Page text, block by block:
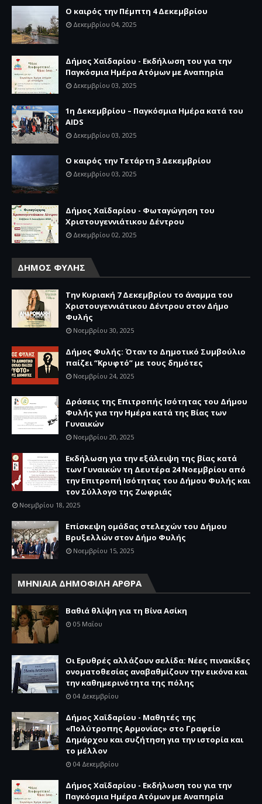
Ο καιρός την Πέμπτη 4 Δεκεμβρίου
Δεκεμβρίου 04, 2025
Δήμος Χαϊδαρίου - Εκδήλωση του για την
Παγκόσμια Ημέρα Ατόμων με Αναπηρία
Δεκεμβρίου 03, 2025
1η Δεκεμβρίου – Παγκόσμια Ημέρα κατά του
AIDS
Δεκεμβρίου 03, 2025
Ο καιρός την Τετάρτη 3 Δεκεμβρίου
Δεκεμβρίου 03, 2025
Δήμος Χαϊδαρίου - Φωταγώγηση του
Χριστουγεννιάτικου Δέντρου
Δεκεμβρίου 02, 2025
ΔΗΜΟΣ ΦΥΛΗΣ
Την Κυριακή 7 Δεκεμβρίου το άναμμα του
Χριστουγεννιάτικου Δέντρου στον Δήμο
Φυλής
Νοεμβρίου 30, 2025
Δήμος Φυλής: Όταν το Δημοτικό Συμβούλιο
παίζει “Κρυφτό” με τους δημότες
Νοεμβρίου 24, 2025
Δράσεις της Επιτροπής Ισότητας του Δήμου
Φυλής για την Ημέρα κατά της Βίας των
Γυναικών
Νοεμβρίου 20, 2025
Εκδήλωση για την εξάλειψη της βίας κατά
των Γυναικών τη Δευτέρα 24 Νοεμβρίου από
την Επιτροπή Ισότητας του Δήμου Φυλής και
τον Σύλλογο της Ζωφριάς
Νοεμβρίου 18, 2025
Επίσκεψη ομάδας στελεχών του Δήμου
Βρυξελλών στον Δήμο Φυλής
Νοεμβρίου 15, 2025
ΜΗΝΙΑΙΑ ΔΗΜΟΦΙΛΗ ΑΡΘΡΑ
Βαθιά θλίψη για τη Βίνα Ασίκη
05 Μαΐου
Οι Ερυθρές αλλάζουν σελίδα: Νέες πινακίδες
ονοματοθεσίας αναβαθμίζουν την εικόνα και
την καθημερινότητα της πόλης
04 Δεκεμβρίου
Δήμος Χαϊδαρίου - Μαθητές της
«Πολύτροπης Αρμονίας» στο Γραφείο
Δημάρχου και συζήτηση για την ιστορία και
το μέλλον
04 Δεκεμβρίου
Δήμος Χαϊδαρίου - Εκδήλωση του για την
Παγκόσμια Ημέρα Ατόμων με Αναπηρία